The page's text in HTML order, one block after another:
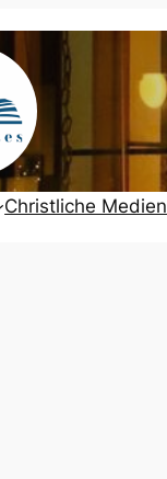
Christliche Medien